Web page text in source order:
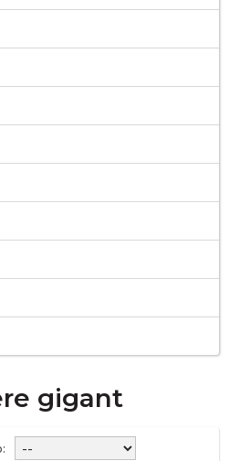
gigant